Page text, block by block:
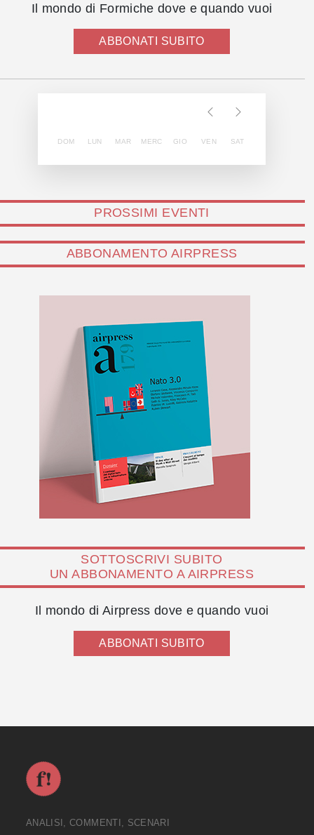
Il mondo di Formiche dove e quando vuoi
ABBONATI SUBITO
DOM LUN MAR MERC GIO VEN SAT
PROSSIMI EVENTI
ABBONAMENTO AIRPRESS
SOTTOSCRIVI SUBITO
UN ABBONAMENTO A AIRPRESS
Il mondo di Airpress dove e quando vuoi
ABBONATI SUBITO
ANALISI, COMMENTI, SCENARI